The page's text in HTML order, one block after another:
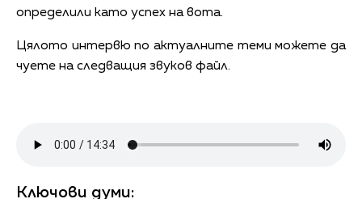
определили като успех на вота.
Цялото интервю по актуалните теми можете да
чуете на следващия звуков файл.
Ключови думи: